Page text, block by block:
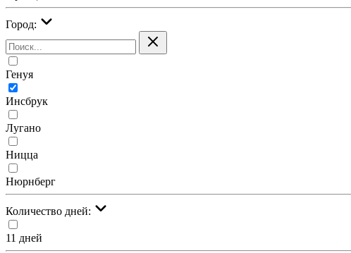
Город:
Генуя
Инсбрук
Лугано
Ницца
Нюрнберг
Количество дней:
11 дней